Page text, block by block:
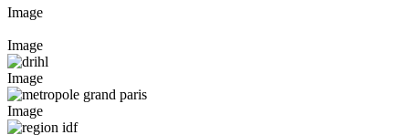
Image
Image
Image
Image